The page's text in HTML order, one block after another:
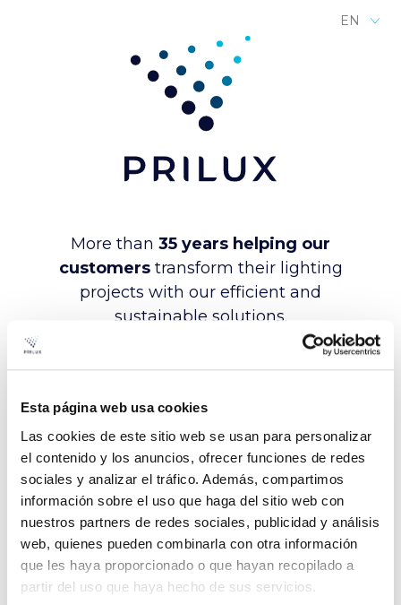
Esta página web usa cookies
Las cookies de este sitio web se usan para personalizar
el contenido y los anuncios, ofrecer funciones de redes
sociales y analizar el tráfico. Además, compartimos
información sobre el uso que haga del sitio web con
nuestros partners de redes sociales, publicidad y análisis
web, quienes pueden combinarla con otra información
que les haya proporcionado o que hayan recopilado a
partir del uso que haya hecho de sus servicios.
EN
More than 35 years helping our
customerstransform their lighting
projects with our efficient and
sustainable solutions.
We offer innovative technology and
energy savingsand
performance.
We offer you the best experience:
What is your professional